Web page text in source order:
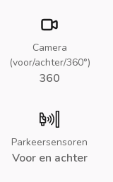
Camera
(voor/achter/360°)
360
Parkeersensoren
Voor en achter